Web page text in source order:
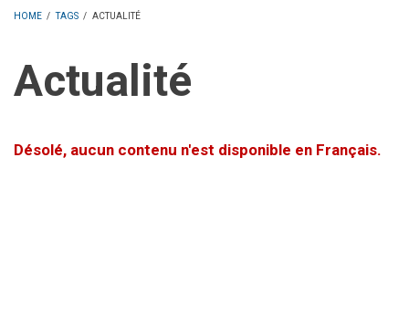
HOME / TAGS / ACTUALITÉ
Actualité
Désolé, aucun contenu n'est disponible en Français.